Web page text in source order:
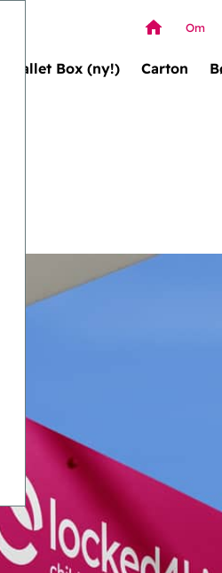
Wallet Box (ny!) Carton
Om